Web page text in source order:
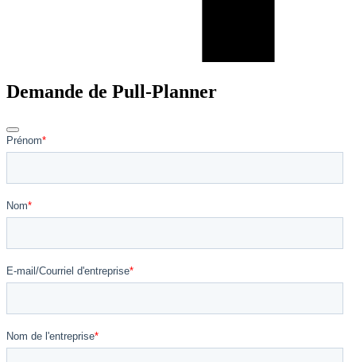
Demande de Pull-Planner